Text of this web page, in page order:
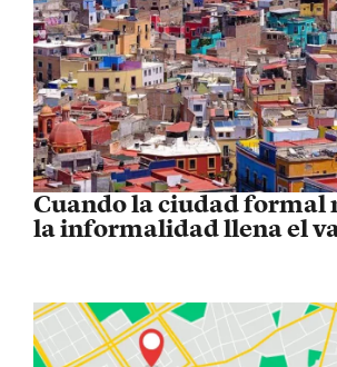
Cuando la ciudad formal
la informalidad llena el